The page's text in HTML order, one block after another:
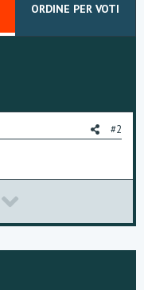
ORDINE PER VOTI
#2
o
w